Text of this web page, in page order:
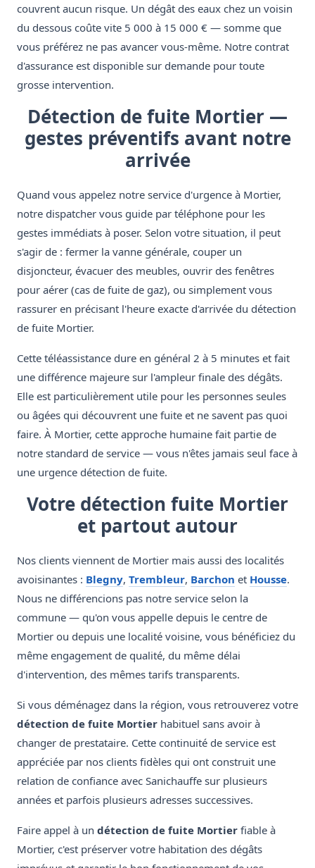
couvrent aucun risque. Un dégât des eaux chez un voisin
du dessous coûte vite 5 000 à 15 000 € — somme que
vous préférez ne pas avancer vous-même. Notre contrat
d'assurance est disponible sur demande pour toute
grosse intervention.
Détection de fuite Mortier —
gestes préventifs avant notre
arrivée
Quand vous appelez notre service d'urgence à Mortier,
notre dispatcher vous guide par téléphone pour les
gestes immédiats à poser. Selon votre situation, il peut
s'agir de : fermer la vanne générale, couper un
disjoncteur, évacuer des meubles, ouvrir des fenêtres
pour aérer (cas de fuite de gaz), ou simplement vous
rassurer en précisant l'heure exacte d'arrivée du détection
de fuite Mortier.
Cette téléassistance dure en général 2 à 5 minutes et fait
une différence majeure sur l'ampleur finale des dégâts.
Elle est particulièrement utile pour les personnes seules
ou âgées qui découvrent une fuite et ne savent pas quoi
faire. À Mortier, cette approche humaine fait partie de
notre standard de service — vous n'êtes jamais seul face à
une urgence détection de fuite.
Votre détection fuite Mortier
et partout autour
Nos clients viennent de Mortier mais aussi des localités
avoisinantes : Blegny, Trembleur, Barchon et Housse.
Nous ne différencions pas notre service selon la
commune — qu'on vous appelle depuis le centre de
Mortier ou depuis une localité voisine, vous bénéficiez du
même engagement de qualité, du même délai
d'intervention, des mêmes tarifs transparents.
Si vous déménagez dans la région, vous retrouverez votre
détection de fuite Mortier habituel sans avoir à
changer de prestataire. Cette continuité de service est
appréciée par nos clients fidèles qui ont construit une
relation de confiance avec Sanichauffe sur plusieurs
années et parfois plusieurs adresses successives.
Faire appel à un détection de fuite Mortier fiable à
Mortier, c'est préserver votre habitation des dégâts